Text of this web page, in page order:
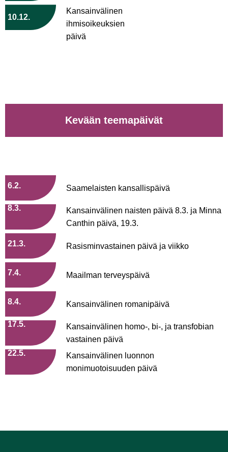
10.12.
Kansainvälinen
ihmisoikeuksien
päivä
Kevään teemapäivät
6.2. Saamelaisten kansallispäivä
8.3.
Kansainvälinen naisten päivä 8.3. ja Minna
Canthin päivä, 19.3.
21.3. Rasisminvastainen päivä ja viikko
7.4. Maailman terveyspäivä
8.4. Kansainvälinen romanipäivä
17.5.
Kansainvälinen homo-, bi-, ja transfobian
vastainen päivä
22.5.
Kansainvälinen luonnon
monimuotoisuuden päivä